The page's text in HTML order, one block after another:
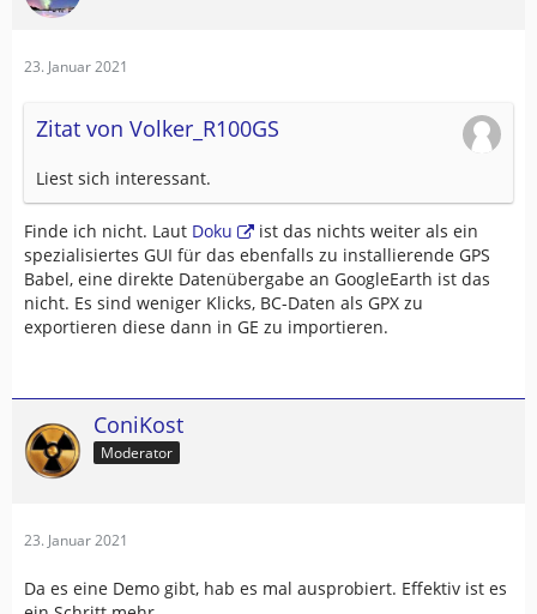
23. Januar 2021
Zitat von Volker_R100GS
Liest sich interessant.
Finde ich nicht. Laut Doku
ist das nichts weiter als ein
spezialisiertes GUI für das ebenfalls zu installierende GPS
Babel, eine direkte Datenübergabe an GoogleEarth ist das
nicht. Es sind weniger Klicks, BC-Daten als GPX zu
exportieren diese dann in GE zu importieren.
ConiKost
Moderator
23. Januar 2021
Da es eine Demo gibt, hab es mal ausprobiert. Effektiv ist es